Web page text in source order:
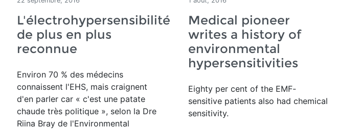
L'électrohypersensibilité
de plus en plus
reconnue
Environ 70 % des médecins
connaissent l'EHS, mais craignent
d'en parler car « c'est une patate
chaude très politique », selon la Dre
Riina Bray de l'Environmental
Medical pioneer
writes a history of
environmental
hypersensitivities
Eighty per cent of the EMF-
sensitive patients also had chemical
sensitivity.